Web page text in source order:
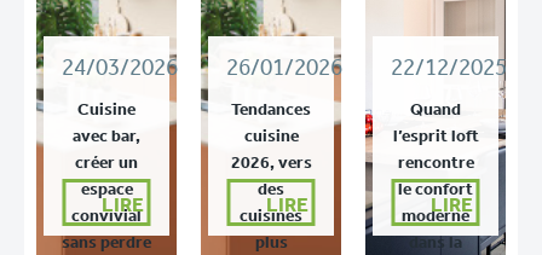
24/03/2026
Cuisine
avec bar,
créer un
espace
convivial
sans perdre
LIRE
26/01/2026
Tendances
cuisine
2026, vers
des
cuisines
plus
LIRE
22/12/2025
Quand
l’esprit loft
rencontre
le confort
moderne
dans la
LIRE